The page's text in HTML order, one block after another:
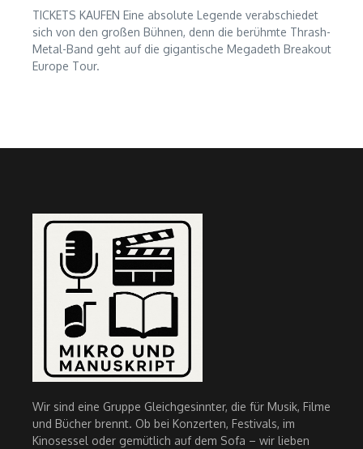
TICKETS KAUFEN Eine absolute Legende verabschiedet
sich von den großen Bühnen, denn die berühmte Thrash-
Metal-Band geht auf die gigantische Megadeth Breakout
Europe Tour.
Wir sind eine Gruppe Gleichgesinnter, die für Musik, Filme
und Bücher brennt. Ob bei Konzerten, Festivals, im
Kinosessel oder gemütlich auf dem Sofa – wir lieben